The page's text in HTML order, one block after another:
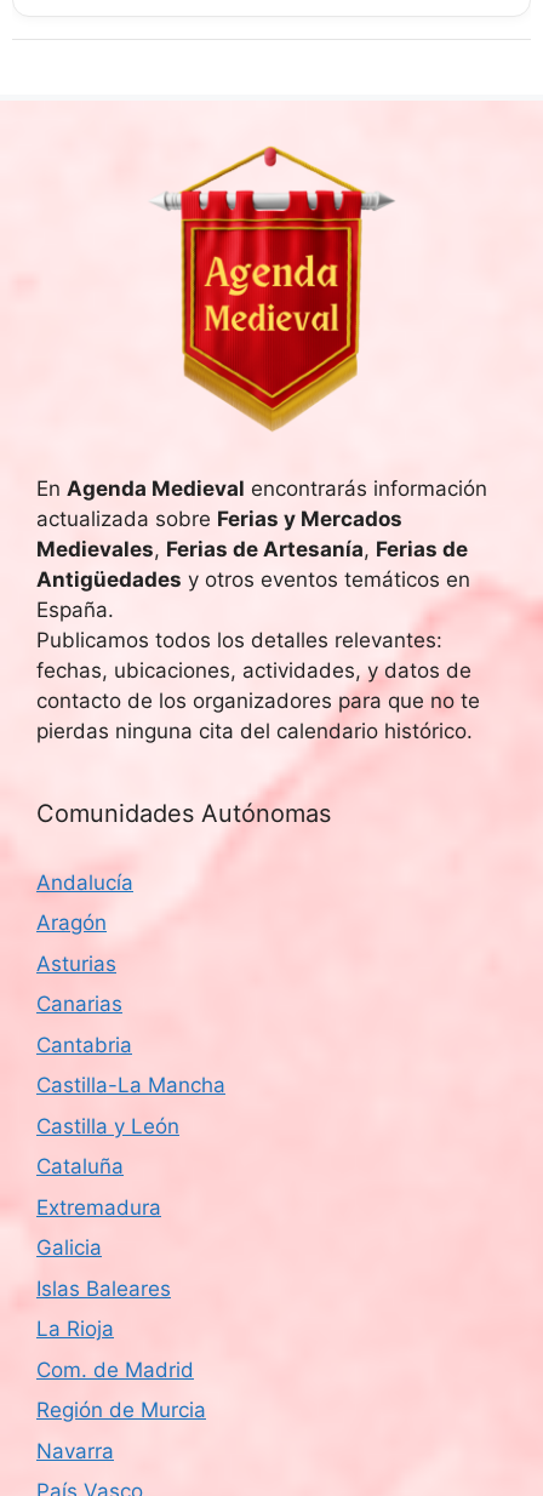
En Agenda Medieval encontrarás información
actualizada sobre Ferias y Mercados
Medievales, Ferias de Artesanía, Ferias de
Antigüedades y otros eventos temáticos en
España.
Publicamos todos los detalles relevantes:
fechas, ubicaciones, actividades, y datos de
contacto de los organizadores para que no te
pierdas ninguna cita del calendario histórico.
Comunidades Autónomas
Andalucía
Aragón
Asturias
Canarias
Cantabria
Castilla-La Mancha
Castilla y León
Cataluña
Extremadura
Galicia
Islas Baleares
La Rioja
Com. de Madrid
Región de Murcia
Navarra